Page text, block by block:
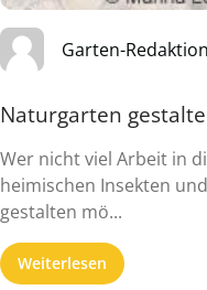
Garten-Redaktion
Naturgarten
Wer nicht viel Arbeit in
heimischen Insekten
gestalten mö...
Weiterlesen